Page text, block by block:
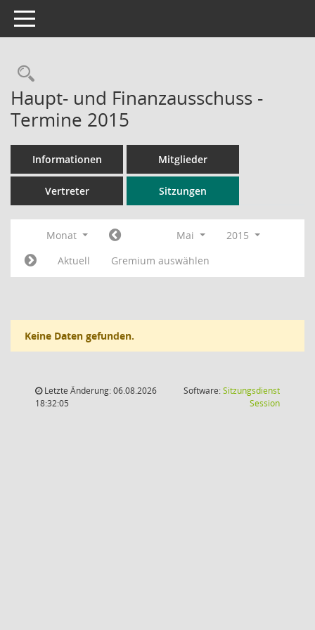
Toggle navigation
Rechercheauswahl
Haupt- und Finanzausschuss -
Termine 2015
Informationen Mitglieder
Vertreter Sitzungen
Monat Mai
2015
Aktuell
Gremium auswählen
Keine Daten gefunden.
Letzte Änderung: 06.08.2026
18:32:05
Software:Sitzungsdienst
Session(Wird in